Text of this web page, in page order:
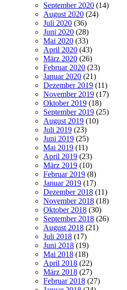
September 2020 (14)
August 2020 (24)
Juli 2020 (36)
Juni 2020 (28)
Mai 2020 (33)
April 2020 (43)
März 2020 (26)
Februar 2020 (23)
Januar 2020 (21)
Dezember 2019 (11)
November 2019 (17)
Oktober 2019 (18)
September 2019 (25)
August 2019 (10)
Juli 2019 (23)
Juni 2019 (25)
Mai 2019 (11)
April 2019 (23)
März 2019 (10)
Februar 2019 (8)
Januar 2019 (17)
Dezember 2018 (11)
November 2018 (18)
Oktober 2018 (30)
September 2018 (26)
August 2018 (21)
Juli 2018 (17)
Juni 2018 (19)
Mai 2018 (18)
April 2018 (22)
März 2018 (27)
Februar 2018 (27)